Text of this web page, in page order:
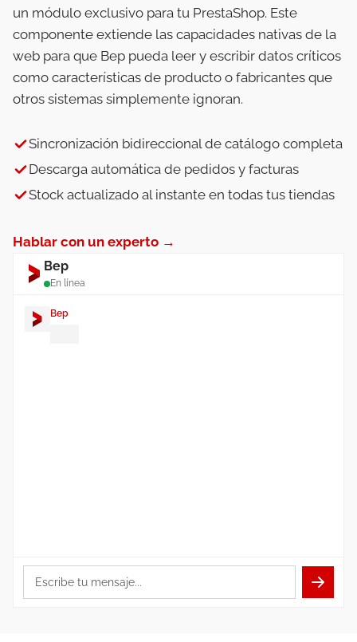
un módulo exclusivo para tu PrestaShop. Este
componente extiende las capacidades nativas de la
web para que Bep pueda leer y escribir datos críticos
como características de producto o fabricantes que
otros sistemas simplemente ignoran.
Sincronización bidireccional de catálogo completa
Descarga automática de pedidos y facturas
Stock actualizado al instante en todas tus tiendas
Hablar con un experto →
Bep
En línea
Bep
Escribe tu mensaje...